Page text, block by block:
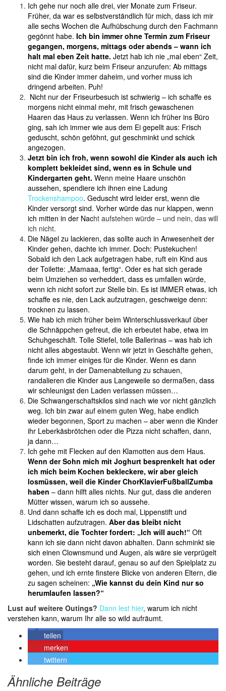
Ich gehe nur noch alle drei, vier Monate zum Friseur.
Früher, da war es selbstverständlich für mich, dass ich mir
alle sechs Wochen die Aufhübschung durch den Fachmann
gegönnt habe. Ich bin immer ohne Termin zum Friseur
gegangen, morgens, mittags oder abends – wann ich
halt mal eben Zeit hatte. Jetzt hab ich nie „mal eben“ Zeit,
nicht mal dafür, kurz beim Friseur anzurufen: Ab mittags
sind die Kinder immer daheim, und vorher muss ich
dringend arbeiten. Puh!
Nicht nur der Friseurbesuch ist schwierig – ich schaffe es
morgens nicht einmal mehr, mit frisch gewaschenen
Haaren das Haus zu verlassen. Wenn ich früher ins Büro
ging, sah ich immer wie aus dem Ei gepellt aus: Frisch
geduscht, schön geföhnt, gut geschminkt und schick
angezogen.
Jetzt bin ich froh, wenn sowohl die Kinder als auch ich
komplett bekleidet sind, wenn es in Schule und
Kindergarten geht. Wenn meine Haare unschön
aussehen, spendiere ich ihnen eine Ladung
Trockenshampoo. Geduscht wird leider erst, wenn die
Kinder versorgt sind. Vorher würde das nur klappen, wenn
ich mitten in der Nacht aufstehen würde – und nein, das will
ich nicht.
Die Nägel zu lackieren, das sollte auch in Anwesenheit der
Kinder gehen, dachte ich immer. Doch: Pustekuchen!
Sobald ich den Lack aufgetragen habe, ruft ein Kind aus
der Toilette: „Mamaaa, fertig“. Oder es hat sich gerade
beim Umziehen so verheddert, dass es umfallen würde,
wenn ich nicht sofort zur Stelle bin. Es ist IMMER etwas, ich
schaffe es nie, den Lack aufzutragen, geschweige denn:
trocknen zu lassen.
Wie hab ich mich früher beim Winterschlussverkauf über
die Schnäppchen gefreut, die ich erbeutet habe, etwa im
Schuhgeschäft. Tolle Stiefel, tolle Ballerinas – was hab ich
nicht alles abgestaubt. Wenn wir jetzt in Geschäfte gehen,
finde ich immer einiges für die Kinder. Wenn es dann
darum geht, in der Damenabteilung zu schauen,
randalieren die Kinder aus Langeweile so dermaßen, dass
wir schleunigst den Laden verlassen müssen…
Die Schwangerschaftskilos sind nach wie vor nicht gänzlich
weg. Ich bin zwar auf einem guten Weg, habe endlich
wieder begonnen, Sport zu machen – aber wenn die Kinder
ihr Leberkäsbrötchen oder die Pizza nicht schaffen, dann,
ja dann…
Ich gehe mit Flecken auf den Klamotten aus dem Haus.
Wenn der Sohn mich mit Joghurt besprenkelt hat oder
ich mich beim Kochen bekleckere, wir aber gleich
losmüssen, weil die Kinder ChorKlavierFußballZumba
haben – dann hilft alles nichts. Nur gut, dass die anderen
Mütter wissen, warum ich so aussehe.
Und dann schaffe ich es doch mal, Lippenstift und
Lidschatten aufzutragen. Aber das bleibt nicht
unbemerkt, die Tochter fordert: „Ich will auch!“ Oft
kann ich sie dann nicht davon abhalten. Dann schminkt sie
sich einen Clownsmund und Augen, als wäre sie verprügelt
worden. Sie besteht darauf, genau so auf den Spielplatz zu
gehen, und ich ernte finstere Blicke von anderen Eltern, die
zu sagen scheinen: „Wie kannst du dein Kind nur so
herumlaufen lassen?“
Lust auf weitere Outings? Dann lest hier, warum ich nicht
verstehen kann, warum Ihr alle so wild aufräumt.
teilen
merken
twittern
Ähnliche Beiträge